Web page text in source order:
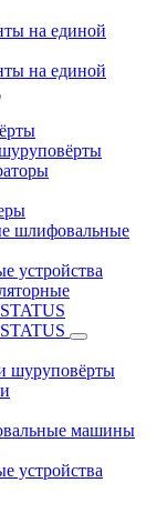
на единой
на единой
шлифовальные
устройства
шуруповёрты
машины
устройства